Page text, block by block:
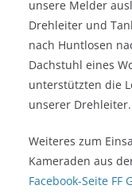
unsere Melder
Drehleiter und
nach Huntlosen
Dachstuhl eines
unterstützten die
unserer Drehleiter.
Weiteres zum
Kameraden aus
Facebook-Seite